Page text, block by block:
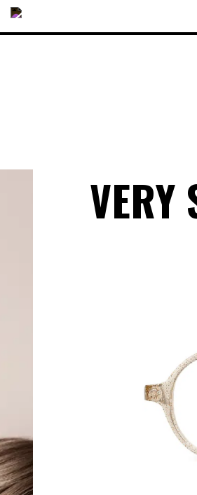
COLLECTIONS
SOLAIRES
SAV
LOOKBOOKS
VERY